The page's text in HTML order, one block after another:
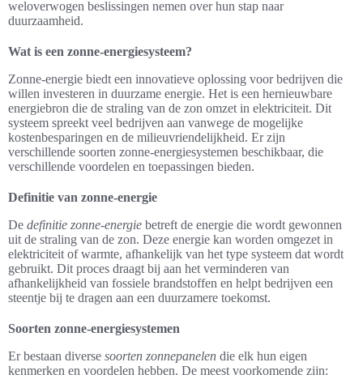
weloverwogen beslissingen nemen over hun stap naar
duurzaamheid.
Wat is een zonne-energiesysteem?
Zonne-energie biedt een innovatieve oplossing voor bedrijven die
willen investeren in duurzame energie. Het is een hernieuwbare
energiebron die de straling van de zon omzet in elektriciteit. Dit
systeem spreekt veel bedrijven aan vanwege de mogelijke
kostenbesparingen en de milieuvriendelijkheid. Er zijn
verschillende soorten zonne-energiesystemen beschikbaar, die
verschillende voordelen en toepassingen bieden.
Definitie van zonne-energie
De definitie zonne-energie betreft de energie die wordt gewonnen
uit de straling van de zon. Deze energie kan worden omgezet in
elektriciteit of warmte, afhankelijk van het type systeem dat wordt
gebruikt. Dit proces draagt bij aan het verminderen van
afhankelijkheid van fossiele brandstoffen en helpt bedrijven een
steentje bij te dragen aan een duurzamere toekomst.
Soorten zonne-energiesystemen
Er bestaan diverse soorten zonnepanelen die elk hun eigen
kenmerken en voordelen hebben. De meest voorkomende zijn: